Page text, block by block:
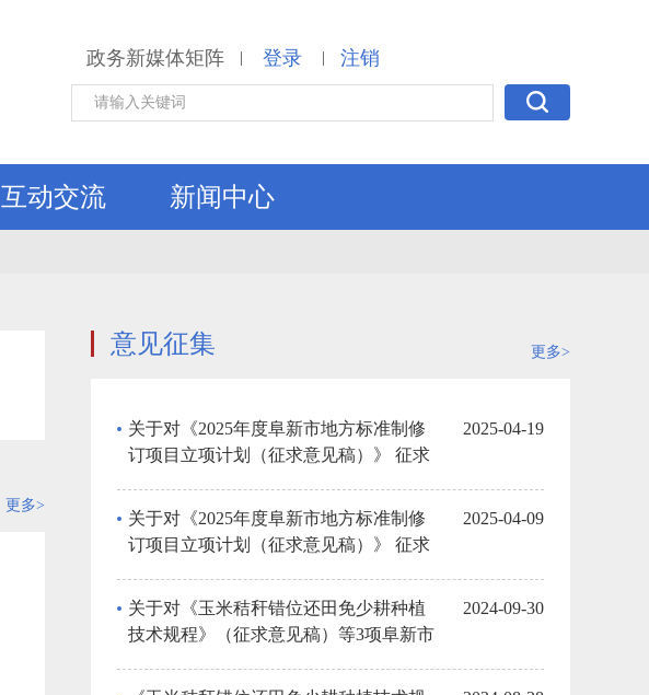
政务新媒体矩阵 | 登录 | 注销
互动交流 新闻中心
更多>
意见征集 更多>
关于对《2025年度阜新市地方标准制修
订项目立项计划（征求意见稿）》 征求
2025-04-19
关于对《2025年度阜新市地方标准制修
订项目立项计划（征求意见稿）》 征求
2025-04-09
关于对《玉米秸秆错位还田免少耕种植
技术规程》（征求意见稿）等3项阜新市
2024-09-30